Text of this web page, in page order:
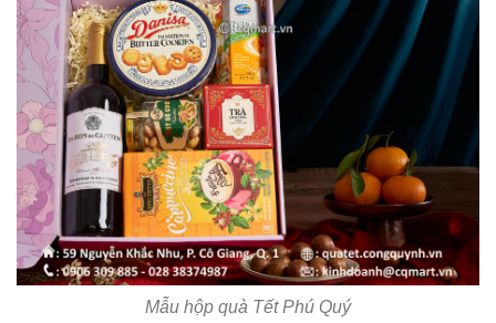
Mẫu hộp quà Tết Phú Quý